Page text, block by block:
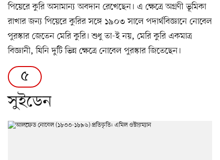
পিয়েরে কুরি অসামান্য অবদান রেখেছেন। এ ক্ষেত্রে অগ্রণী ভূমিকা
রাখার জন্য পিয়েরে কুরির সঙ্গে ১৯০৩ সালে পদার্থবিজ্ঞানে নোবেল
পুরস্কার জেতেন মেরি কুরি। শুধু তা-ই নয়, মেরি কুরি একমাত্র
বিজ্ঞানী, যিনি দুটি ভিন্ন ক্ষেত্রে নোবেল পুরস্কার জিতেছেন।
৫
সুইডেন